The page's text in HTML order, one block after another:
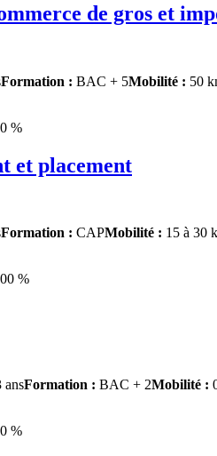
de gros et
Formation : BAC + 5Mobilité : 50
%
et placement
Formation : CAPMobilité : 15 à 30
%
ansFormation : BAC + 2Mobilité :
%